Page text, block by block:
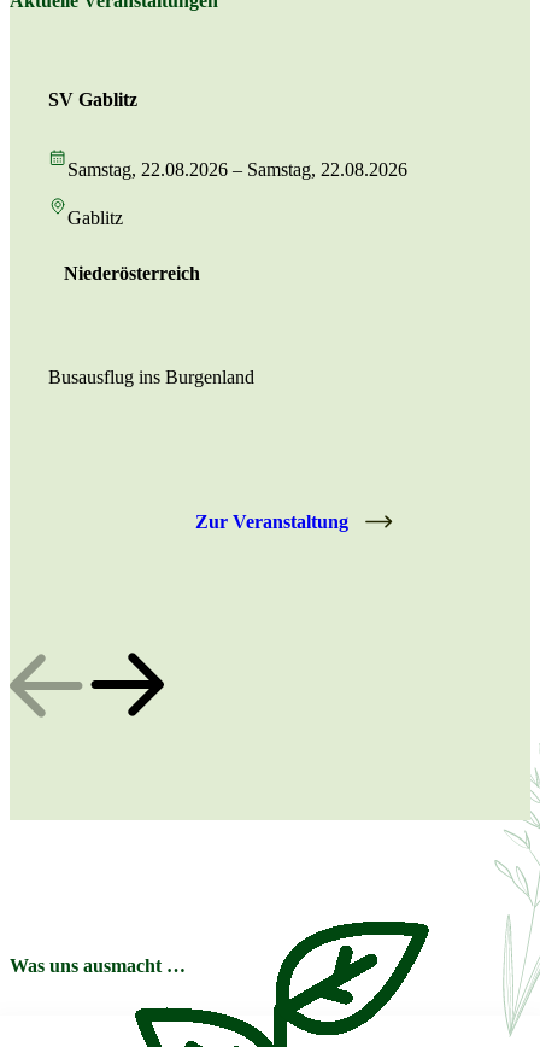
SV Gablitz
Samstag, 22.08.2026 – Samstag, 22.08.2026
Gablitz
Niederösterreich
Busausflug ins Burgenland
Zur Veranstaltung
Was uns ausmacht …